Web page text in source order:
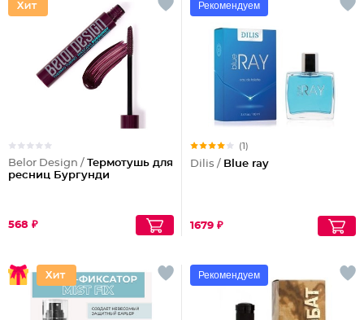
Belor Design / Термотушь для
ресниц Бургунди
568 ₽
Рекомендуем
(1)
Dilis / Blue ray
1679 ₽
Рекомендуем